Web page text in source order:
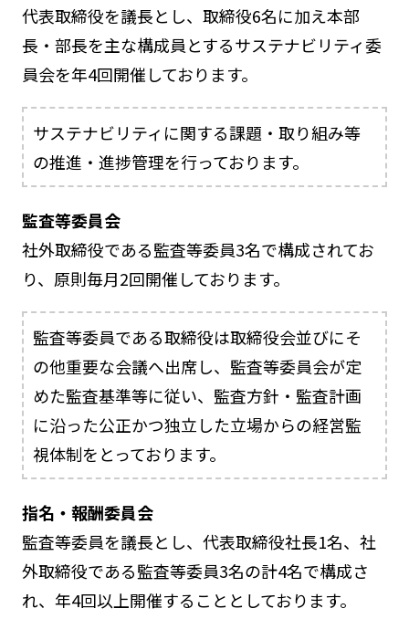
代表取締役を議長とし、取締役6名に加え本部
長・部長を主な構成員とするサステナビリティ委
員会を年4回開催しております。
サステナビリティに関する課題・取り組み等
の推進・進捗管理を行っております。
監査等委員会
社外取締役である監査等委員3名で構成されてお
り、原則毎月2回開催しております。
監査等委員である取締役は取締役会並びにそ
の他重要な会議へ出席し、監査等委員会が定
めた監査基準等に従い、監査方針・監査計画
に沿った公正かつ独立した立場からの経営監
視体制をとっております。
指名・報酬委員会
監査等委員を議長とし、代表取締役社長1名、社
外取締役である監査等委員3名の計4名で構成さ
れ、年4回以上開催することとしております。